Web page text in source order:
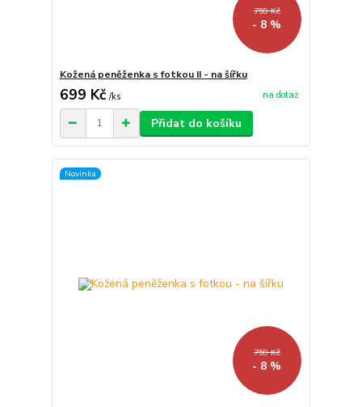
759 Kč
- 8 %
Kožená peněženka s fotkou II - na šířku
699 Kč /ks na dotaz
Přidat do košíku
Novinka
759 Kč
- 8 %